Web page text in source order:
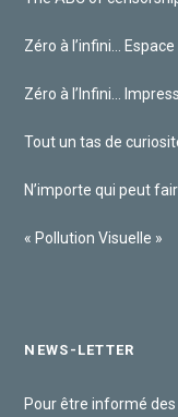
Zéro à l’infini…
Zéro à l’Infini…
Tout un tas de
N’importe qui peut
« Pollution Visuelle »
NEWS-LETTER
Pour être informé